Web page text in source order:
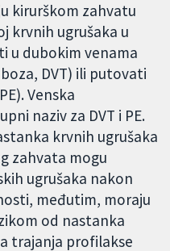
kirurškom zahvatu
krvnih ugrušaka u
u dubokim venama
DVT) ili putovati
Venska
naziv za DVT i PE.
krvnih ugrušaka
zahvata mogu
ugrušaka nakon
međutim, moraju
od nastanka
trajanja profilakse